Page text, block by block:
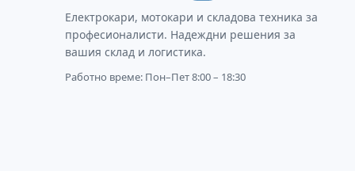
Електрокари, мотокари и складова техника за
професионалисти. Надеждни решения за
вашия склад и логистика.
Работно време: Пон–Пет 8:00 – 18:30